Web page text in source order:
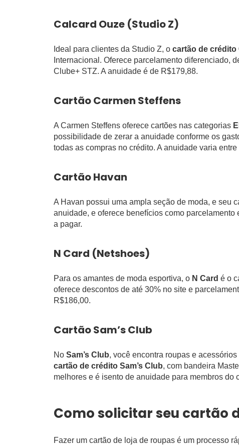
Calcard Ouze (Studio Z)
Ideal para clientes da Studio Z, o cartão de crédito
Internacional. Oferece parcelamento diferenciado,
Clube+ STZ. A anuidade é de R$179,88.
Cartão Carmen Steffens
A Carmen Steffens oferece cartões nas categorias
possibilidade de zerar a anuidade conforme os
todas as compras no crédito. A anuidade varia
Cartão Havan
A Havan possui uma ampla seção de moda, e seu
anuidade, e oferece benefícios como
a pagar.
N Card (Netshoes)
Para os amantes de moda esportiva, o N Card é o
oferece descontos de até 30% no site e
R$186,00.
Cartão Sam’s Club
No Sam’s Club, você encontra roupas e
cartão de crédito Sam’s Club, com bandeira
melhores e é isento de anuidade para membros do
Como solicitar seu cartão
Fazer um cartão de loja de roupas é um processo